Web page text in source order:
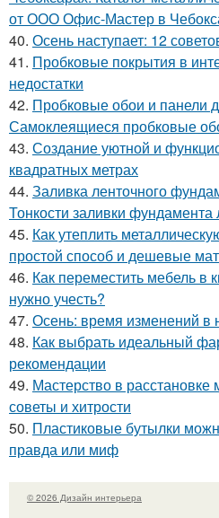
от ООО Офис-Мастер в
40. Осень наступает: 12
41. Пробковые покрытия в
недостатки
42. Пробковые обои и панели
Самоклеящиеся пробковые
43. Создание уютной и
квадратных метрах
44. Заливка ленточного
Тонкости заливки фундамента
45. Как утеплить
простой способ и дешевые
46. Как переместить мебель в
нужно учесть?
47. Осень: время изменений в
48. Как выбрать идеальный
рекомендации
49. Мастерство в
советы и хитрости
50. Пластиковые бутылки
правда или миф
© 2026 Дизайн интерьера